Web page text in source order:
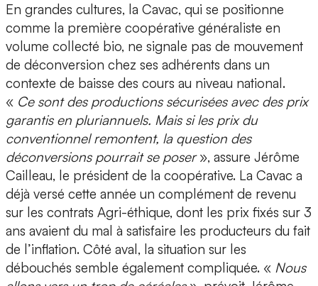
En grandes cultures, la Cavac, qui se positionne
comme la première coopérative généraliste en
volume collecté bio, ne signale pas de mouvement
de déconversion chez ses adhérents dans un
contexte de baisse des cours au niveau national.
« Ce sont des productions sécurisées avec des prix
garantis en pluriannuels. Mais si les prix du
conventionnel remontent, la question des
déconversions pourrait se poser», assure Jérôme
Cailleau, le président de la coopérative. La Cavac a
déjà versé cette année un complément de revenu
sur les contrats Agri-éthique, dont les prix fixés sur 3
ans avaient du mal à satisfaire les producteurs du fait
de l’inflation. Côté aval, la situation sur les
débouchés semble également compliquée. « Nous